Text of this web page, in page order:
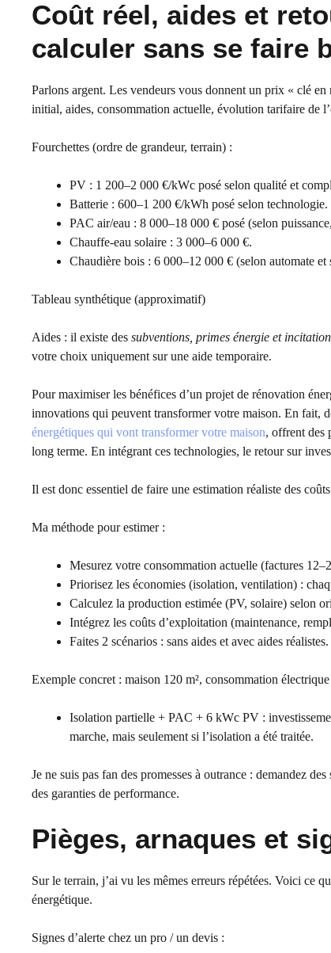
Coût réel, aides et
calculer sans se faire
Parlons argent. Les vendeurs vous donnent un prix « clé
initial, aides, consommation actuelle, évolution tarifaire de
Fourchettes (ordre de grandeur, terrain) :
PV : 1 200–2 000 €/kWc posé selon qualité et
Batterie : 600–1 200 €/kWh posé selon technologie.
PAC air/eau : 8 000–18 000 € posé (selon
Chauffe-eau solaire : 3 000–6 000 €.
Chaudière bois : 6 000–12 000 € (selon automate et
Tableau synthétique (approximatif)
Aides : il existe des subventions, primes énergie et
votre choix uniquement sur une aide temporaire.
Pour maximiser les bénéfices d’un projet de rénovation
innovations qui peuvent transformer votre maison. En fait,
énergétiques qui vont transformer votre maison, offrent des
long terme. En intégrant ces technologies, le retour sur
Il est donc essentiel de faire une estimation réaliste des
Ma méthode pour estimer :
Mesurez votre consommation actuelle (factures
Priorisez les économies (isolation, ventilation) :
Calculez la production estimée (PV, solaire) selon
Intégrez les coûts d’exploitation (maintenance,
Faites 2 scénarios : sans aides et avec aides réalistes.
Exemple concret : maison 120 m², consommation
Isolation partielle + PAC + 6 kWc PV :
marche, mais seulement si l’isolation a été traitée.
Je ne suis pas fan des promesses à outrance : demandez
des garanties de performance.
Pièges, arnaques et
Sur le terrain, j’ai vu les mêmes erreurs répétées. Voici ce
énergétique.
Signes d’alerte chez un pro / un devis :